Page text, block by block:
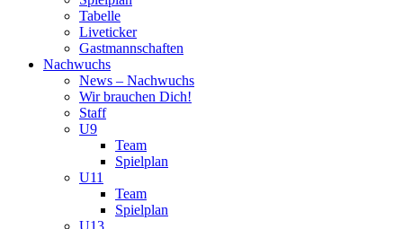
Tabelle
Liveticker
Gastmannschaften
Nachwuchs
News – Nachwuchs
Wir brauchen Dich!
Staff
U9
Team
Spielplan
U11
Team
Spielplan
U13